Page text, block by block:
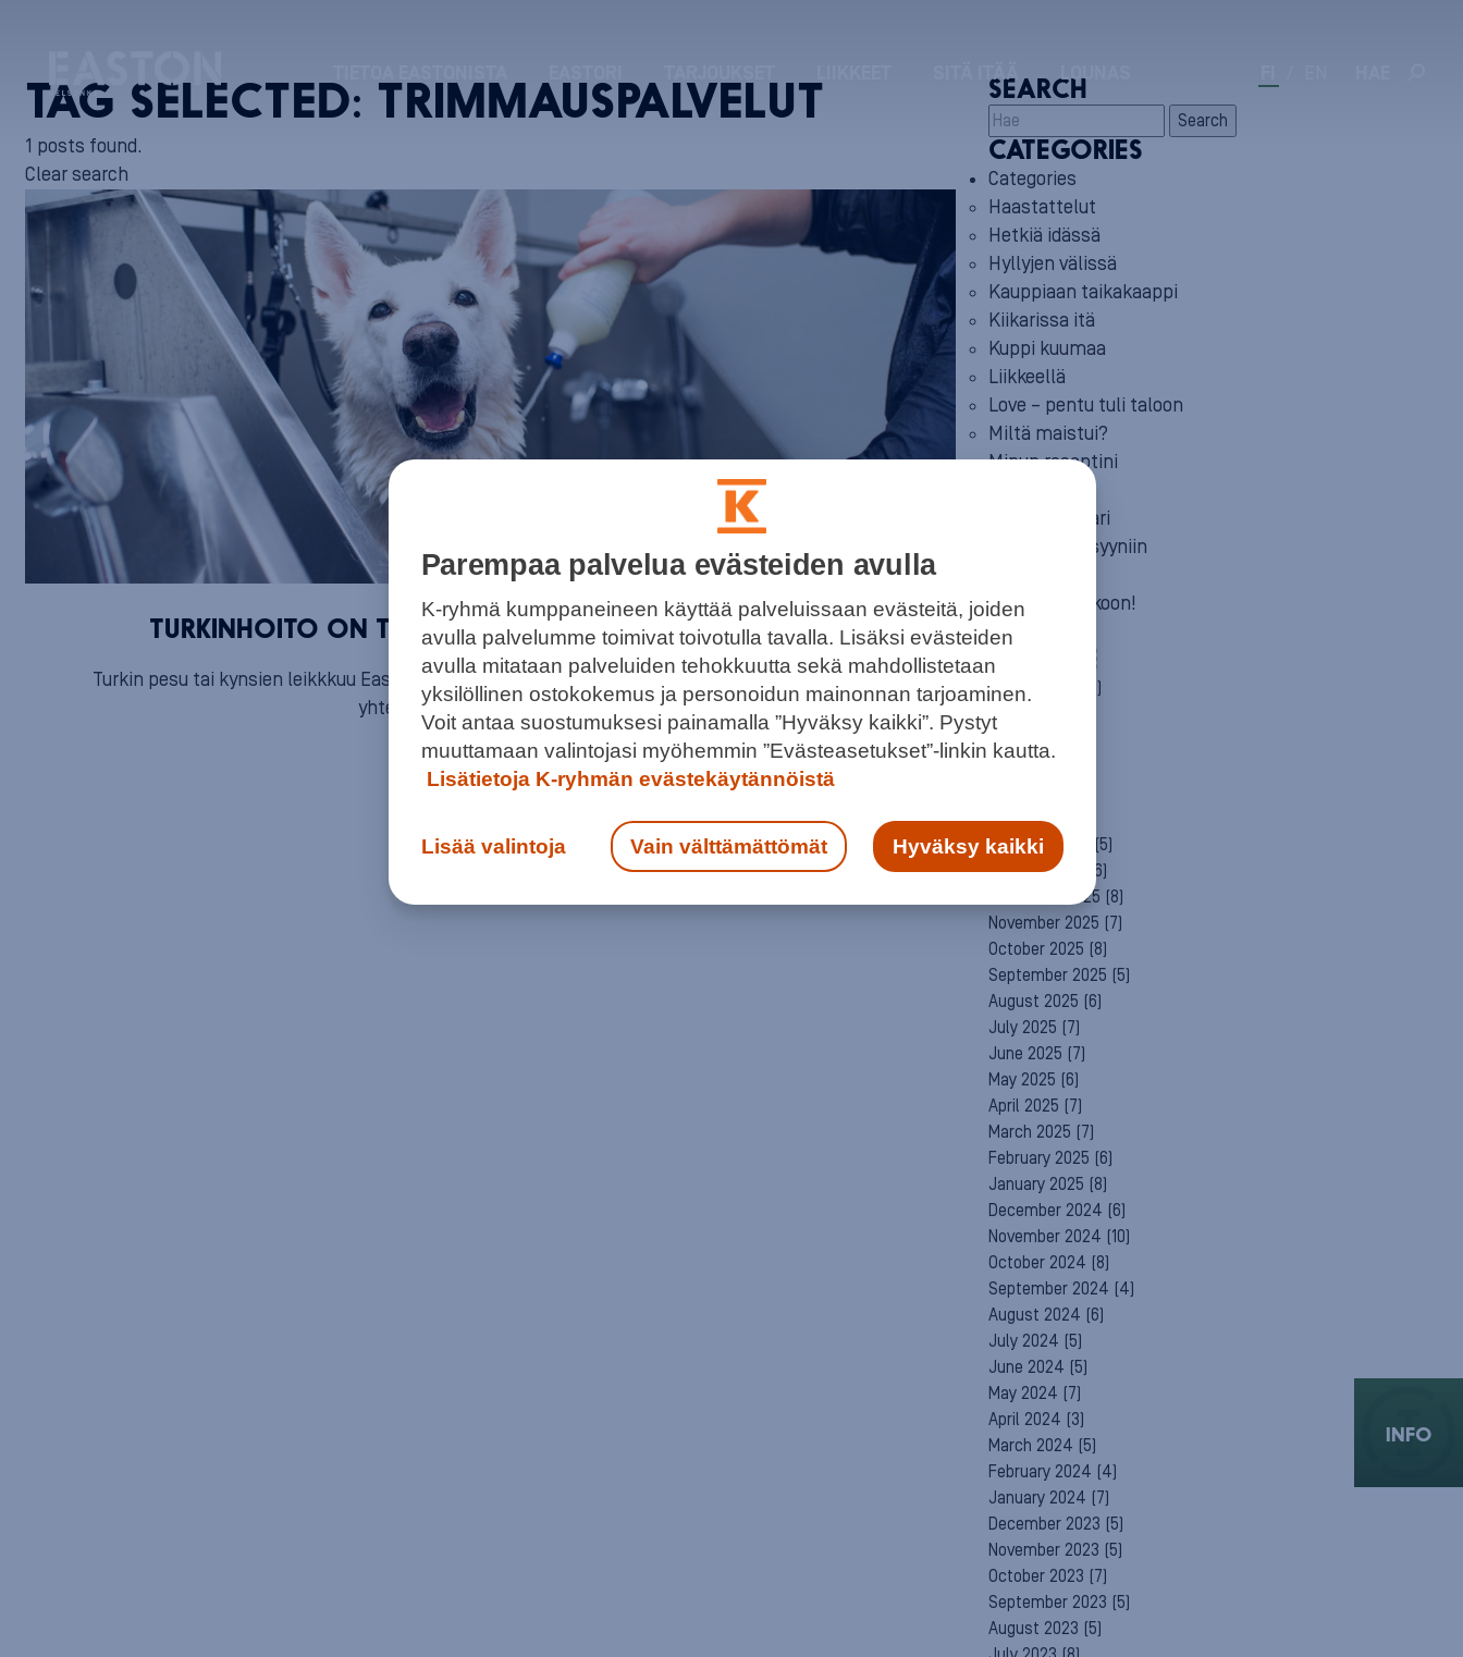
SITÄ ITÄÄ LOUNAS
SEARCH
Search
CATEGORIES
Categories
Haastattelut
Hetkiä idässä
Hyllyjen välissä
Kauppiaan taikakaappi
Kiikarissa itä
Kuppi kuumaa
Liikkeellä
Love – pentu tuli taloon
Miltä maistui?
Minun reseptini
Neuvosta vaari
Parempaan syyniin
Summeri soikoon!
Yleinen
ARCHIVE
August 2026
(2)
July 2026
June 2026
March 2026
February 2026
(5)
January 2026
(6)
December 2025 (8)
November 2025 (7)
October 2025 (8)
September 2025 (5)
August 2025 (6)
July 2025 (7)
June 2025 (7)
May 2025 (6)
April 2025 (7)
March 2025 (7)
February 2025 (6)
January 2025 (8)
December 2024 (6)
November 2024 (10)
October 2024 (8)
September 2024 (4)
August 2024 (6)
July 2024 (5)
June 2024 (5)
May 2024 (7)
April 2024 (3)
March 2024 (5)
February 2024 (4)
January 2024 (7)
December 2023 (5)
November 2023 (5)
October 2023 (7)
September 2023 (5)
August 2023 (5)
TAG SELECTED: TRIMMAUSPALVELUT
1 posts found.
Clear search
TURKINHOITO ON TÄRKEÄ OSA KOIRAN HYVINVOINTIA
Turkin pesu tai kynsien leikkkuu Eastonin Mustissa ja Mirrissä on koiralle kiva kokemus, sillä sen
yhteydessä saa paljon herkkuja.
INFO
Parempaa palvelua evästeiden avulla
K-ryhmä kumppaneineen käyttää palveluissaan evästeitä, joiden
avulla palvelumme toimivat toivotulla tavalla. Lisäksi evästeiden
avulla mitataan palveluiden tehokkuutta sekä mahdollistetaan
yksilöllinen ostokokemus ja personoidun mainonnan tarjoaminen.
Voit antaa suostumuksesi painamalla ”Hyväksy kaikki”. Pystyt
muuttamaan valintojasi myöhemmin ”Evästeasetukset”-linkin kautta.
Lisätietoja K-ryhmän evästekäytännöistä
Lisää valintoja Vain välttämättömät Hyväksy kaikki